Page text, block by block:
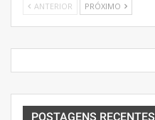
ANTERIOR PRÓXIMO
POSTAGENS RECENTES